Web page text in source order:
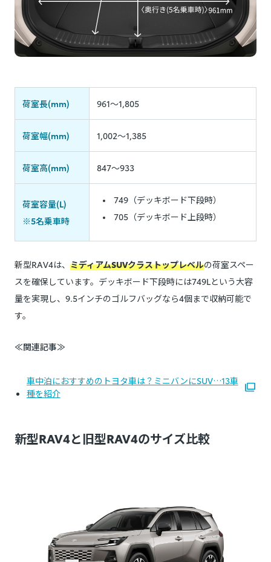
荷室長(mm) 961～1,805
荷室幅(mm) 1,002～1,385
荷室高(mm) 847～933
荷室容量(L)
※5名乗車時
749（デッキボード下段時）
705（デッキボード上段時）
新型RAV4は、 ミディアムSUVクラストップレベルの荷室スペー
スを確保しています。デッキボード下段時には749Lという大容
量を実現し、9.5インチのゴルフバッグなら4個まで収納可能で
す。
≪関連記事≫
車中泊におすすめのトヨタ車は？ミニバンにSUV…13車
種を紹介
新型RAV4と旧型RAV4のサイズ比較